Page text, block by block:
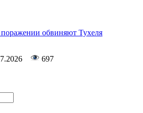
обвиняют Тухеля
697